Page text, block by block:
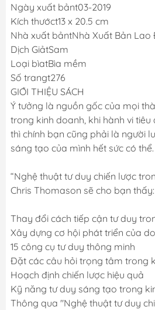
Ngày xuất bảnt03-2019
Kích thướct13 x 20.5 cm
Nhà xuất bảntNhà Xuất Bản Lao
Dịch GiảtSam
Loại bìatBìa mềm
Số trangt276
GIỚI THIỆU SÁCH
Ý tưởng là nguồn gốc của mọi
trong kinh doanh, khi hành vi
thì chính bạn cũng phải là người
sáng tạo của mình hết sức có thể.
“Nghệ thuật tư duy chiến lược
Chris Thomason sẽ cho bạn thấy:
Thay đổi cách tiếp cận tư duy
Xây dựng cơ hội phát triển của
15 công cụ tư duy thông minh
Đặt các câu hỏi trọng tâm trong
Hoạch định chiến lược hiệu quả
Kỹ năng tư duy sáng tạo trong
Thông qua "Nghệ thuật tư duy